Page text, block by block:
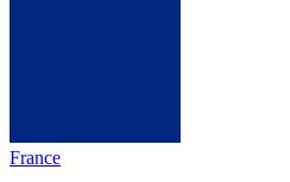
France